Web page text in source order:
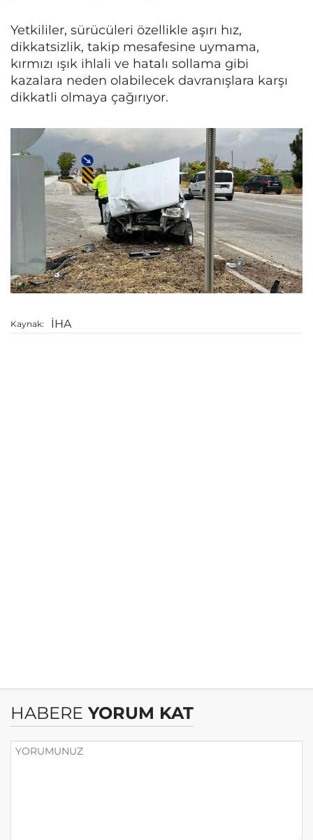
Yetkililer, sürücüleri özellikle aşırı hız,
dikkatsizlik, takip mesafesine uymama,
kırmızı ışık ihlali ve hatalı sollama gibi
kazalara neden olabilecek davranışlara karşı
dikkatli olmaya çağırıyor.
Kaynak: İHA
HABERE YORUM KAT